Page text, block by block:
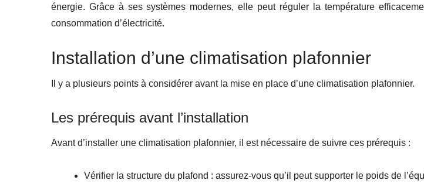
énergie. Grâce à ses systèmes modernes, elle peut réguler la température
consommation d’électricité.
Installation d’une climatisation plafonnier
Il y a plusieurs points à considérer avant la mise en place d’une climatisation plafonnier.
Les prérequis avant l’installation
Avant d’installer une climatisation plafonnier, il est nécessaire de suivre ces prérequis :
Vérifier la structure du plafond : assurez-vous qu’il peut supporter le poids de